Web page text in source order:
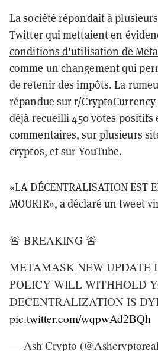
La société répondait à
Twitter qui mettaient en
conditions d'utilisation de
comme un changement qui
de retenir des impôts. La
répandue sur r/
déjà recueilli 450 votes positifs
commentaires, sur plusieurs
cryptos, et sur YouTube.
«LA DÉCENTRALISATION EST
MOURIR», a déclaré un tweet
🚨 BREAKING 🚨
METAMASK NEW UPDATE
POLICY WILL WITHHOLD
DECENTRALIZATION IS
pic.twitter.com/wqpwAd2BQh
— Ash Crypto